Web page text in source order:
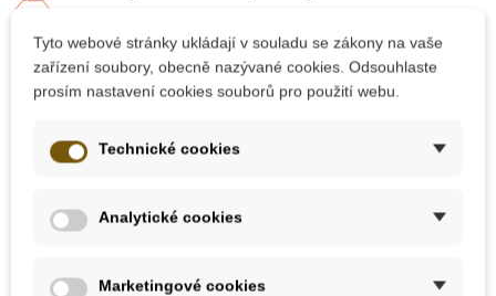
Dárek k nákupu nad 2000 Kč
10 dalších produktů ve stejné
kategorii:
Tyto webové stránky ukládají v souladu se zákony na vaše
zařízení soubory, obecně nazývané cookies. Odsouhlaste
prosím nastavení cookies souborů pro použití webu.
Technické cookies
Analytické cookies
Marketingové cookies